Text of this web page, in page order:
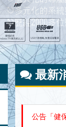
最新
公告「健